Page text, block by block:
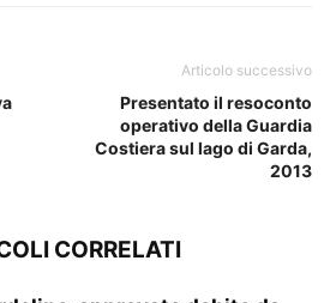
Articolo successivo
Presentato il resoconto
operativo della Guardia
Costiera sul lago di Garda,
2013
CORRELATI